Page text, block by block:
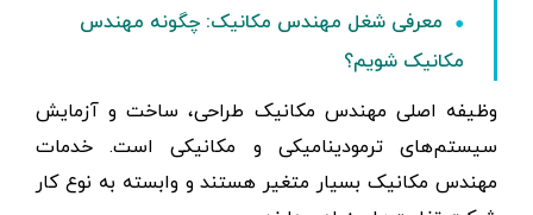
معرفی شغل مهندس مکانیک: چگونه مهندس
مکانیک شویم؟
وظیفه اصلی مهندس مکانیک طراحی، ساخت و آزمایش
سیستم‌های ترمودینامیکی و مکانیکی است. خدمات
مهندس مکانیک بسیار متغیر هستند و وابسته به نوع کار